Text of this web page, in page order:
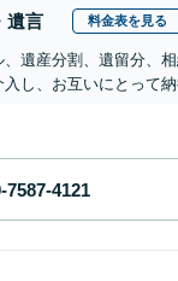
遺言 料金表を見る
遺産分割、遺留分、
し、お互いにとって